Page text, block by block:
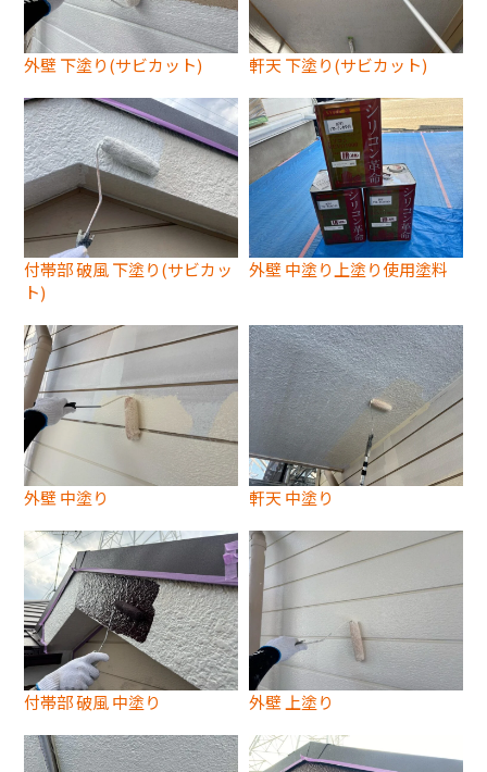
外壁 下塗り(サビカット) 軒天 下塗り(サビカット)
付帯部 破風 下塗り(サビカッ
ト)
外壁 中塗り上塗り使用塗料
外壁 中塗り 軒天 中塗り
付帯部 破風 中塗り 外壁 上塗り